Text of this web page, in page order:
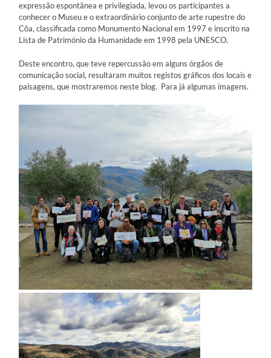
expressão espontânea e privilegiada, levou os participantes a
conhecer o Museu e o extraordinário conjunto de arte rupestre do
Côa, classificada como Monumento Nacional em 1997 e inscrito na
Lista de Património da Humanidade em 1998 pela UNESCO.
Deste encontro, que teve repercussão em alguns órgãos de
comunicação social, resultaram muitos registos gráficos dos locais e
paisagens, que mostraremos neste blog. Para já algumas imagens.